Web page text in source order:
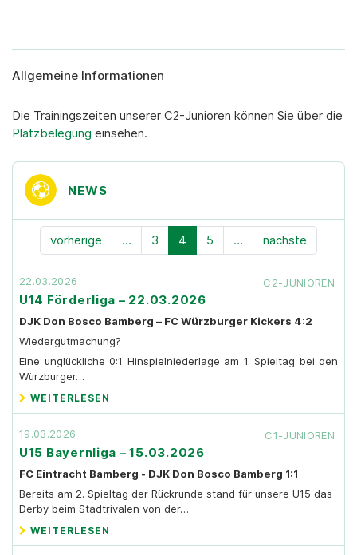
Allgemeine Informationen
Die Trainingszeiten unserer C2-Junioren können Sie über die
Platzbelegung einsehen.
NEWS
vorherige … 3 4 5 … nächste
22.03.2026 C2-JUNIOREN
U14 Förderliga – 22.03.2026
DJK Don Bosco Bamberg – FC Würzburger Kickers 4:2
Wiedergutmachung?
Eine unglückliche 0:1 Hinspielniederlage am 1. Spieltag bei den
Würzburger…
WEITERLESEN
19.03.2026 C1-JUNIOREN
U15 Bayernliga – 15.03.2026
FC Eintracht Bamberg - DJK Don Bosco Bamberg 1:1
Bereits am 2. Spieltag der Rückrunde stand für unsere U15 das
Derby beim Stadtrivalen von der…
WEITERLESEN